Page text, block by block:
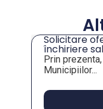
Solicitare
închiriere
Prin
Municipiilor...